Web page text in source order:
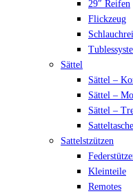
29″ Reifen
Flickzeug
Sättel
Sättel –
Sättel –
Sättel –
Sattelstzützen
Kleinteile
Remotes